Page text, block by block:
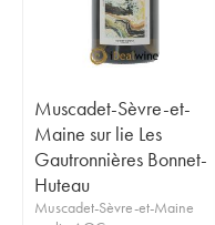
Muscadet-Sèvre-et-
Maine sur lie Les
Gautronnières Bonnet-
Huteau
Muscadet-Sèvre-et-Maine